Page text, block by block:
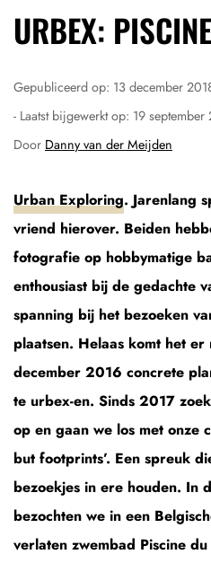
URBEX:
Gepubliceerd op: 13 december
- Laatst bijgewerkt op: 19 september
Door Danny van der Meijden
Urban Exploring. Jarenlang
vriend hierover. Beiden
fotografie op hobbymatige
enthousiast bij de gedachte
spanning bij het bezoeken
plaatsen. Helaas komt het
december 2016 concrete
te urbex-en. Sinds 2017
op en gaan we los met onze
but footprints’. Een spreuk
bezoekjes in ere houden. In
bezochten we in een
verlaten zwembad Piscine